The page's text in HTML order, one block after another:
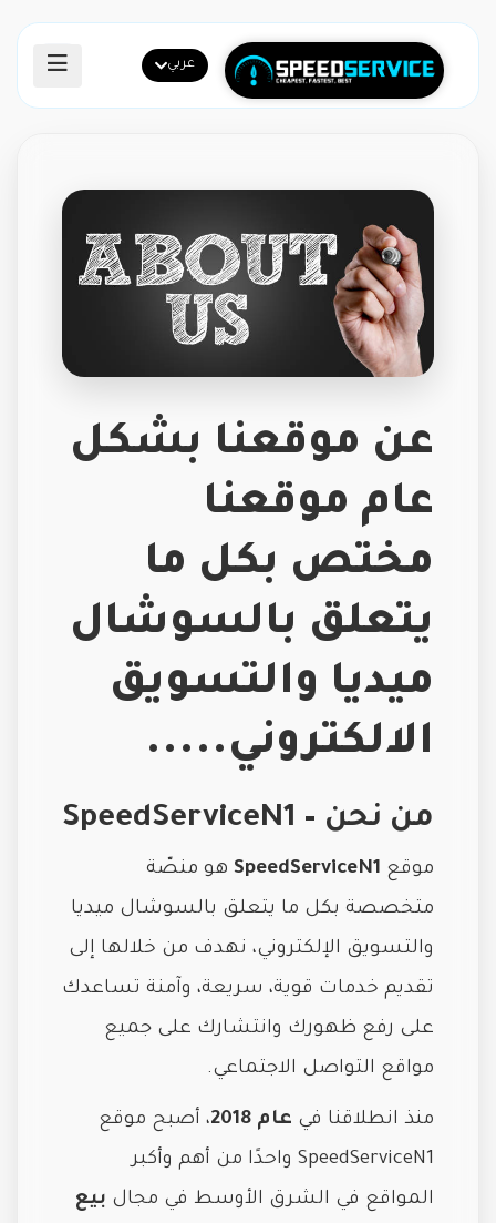
عربي
عن موقعنا بشكل
عام موقعنا
مختص بكل ما
يتعلق بالسوشال
ميديا والتسويق
الالكتروني.....
من نحن – SpeedServiceN1
موقع SpeedServiceN1 هو منصّة
متخصصة بكل ما يتعلق بالسوشال ميديا
والتسويق الإلكتروني، نهدف من خلالها إلى
تقديم خدمات قوية، سريعة، وآمنة تساعدك
على رفع ظهورك وانتشارك على جميع
مواقع التواصل الاجتماعي.
منذ انطلاقنا في عام 2018
، أصبح موقع
SpeedServiceN1 واحدًا من أهم وأكبر
المواقع في الشرق الأوسط في مجال بيع